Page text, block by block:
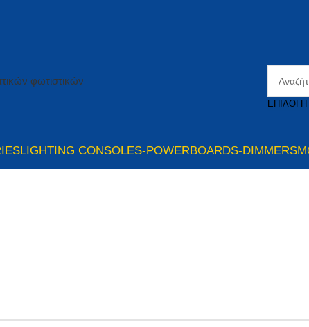
LIGHTING CONSOLES-POWERBOARDS-DIMMERS